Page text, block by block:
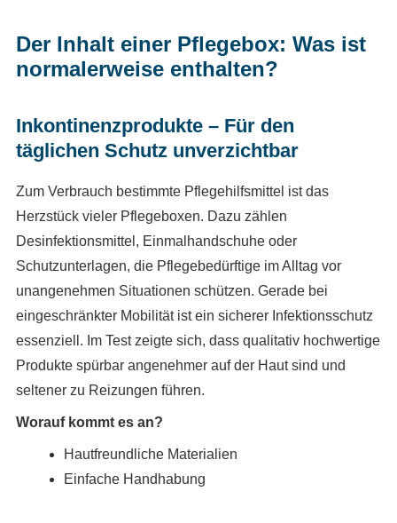
Der Inhalt einer Pflegebox: Was ist
normalerweise enthalten?
Inkontinenzprodukte – Für den
täglichen Schutz unverzichtbar
Zum Verbrauch bestimmte Pflegehilfsmittel ist das
Herzstück vieler Pflegeboxen. Dazu zählen
Desinfektionsmittel, Einmalhandschuhe oder
Schutzunterlagen, die Pflegebedürftige im Alltag vor
unangenehmen Situationen schützen. Gerade bei
eingeschränkter Mobilität ist ein sicherer Infektionsschutz
essenziell. Im Test zeigte sich, dass qualitativ hochwertige
Produkte spürbar angenehmer auf der Haut sind und
seltener zu Reizungen führen.
Worauf kommt es an?
Hautfreundliche Materialien
Einfache Handhabung